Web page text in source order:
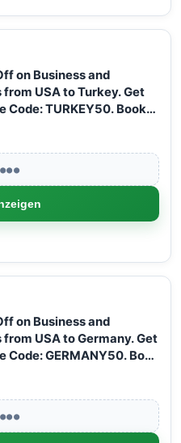
on Business and
USA to Turkey. Get
Code: TURKEY50. Book
on Business and
USA to Germany. Get
GERMANY50. Book